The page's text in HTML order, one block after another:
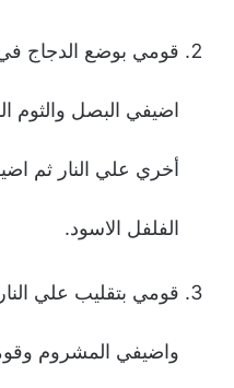
قومي بوضع الدجاج في
اضيفي البصل والثوم
أخري علي النار ثم
الفلفل الاسود.
قومي بتقليب علي
واضيفي المشروم